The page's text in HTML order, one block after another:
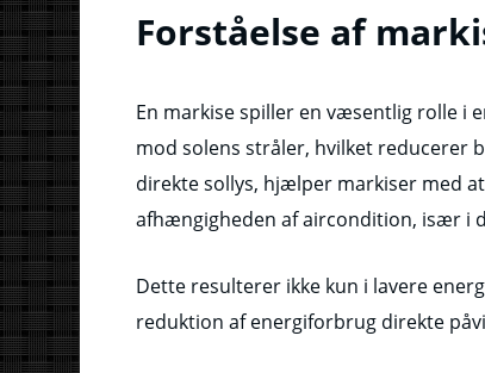
Forståelse af
En markise spiller en væsentlig rolle i
mod solens stråler, hvilket reducerer
direkte sollys, hjælper markiser med
afhængigheden af aircondition, især i
Dette resulterer ikke kun i lavere
reduktion af energiforbrug direkte